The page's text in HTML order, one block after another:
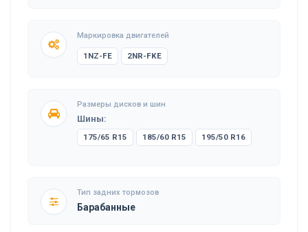
Маркировка двигателей
1NZ-FE 2NR-FKE
Размеры дисков и шин
Шины:
175/65 R15 185/60 R15 195/50 R16
Тип задних тормозов
Барабанные